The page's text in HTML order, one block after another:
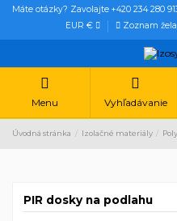
Máte otázky? Zavolajte +420 234 280
EUR €
Zoznam
Menu Vyhľadávanie
Úvodná stránka Izolačné materiály
PIR dosky na podlahu